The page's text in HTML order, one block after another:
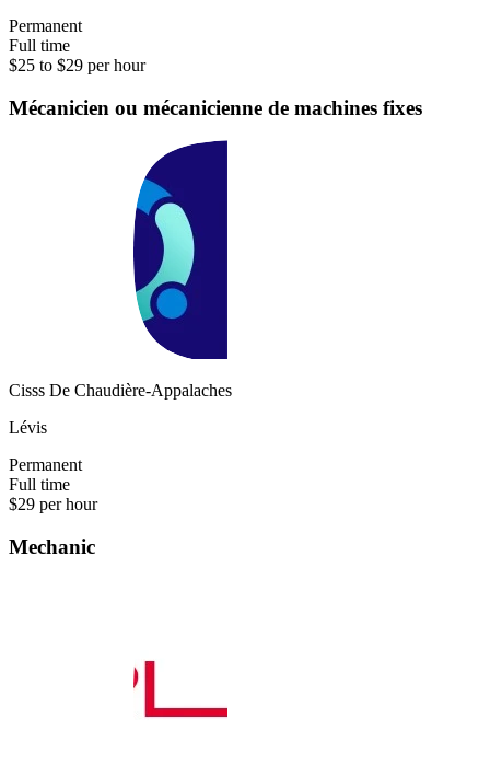
Permanent
Full time
$25 to $29 per hour
Mécanicien ou mécanicienne de machines fixes
Cisss De Chaudière-Appalaches
Lévis
Permanent
Full time
$29 per hour
Mechanic